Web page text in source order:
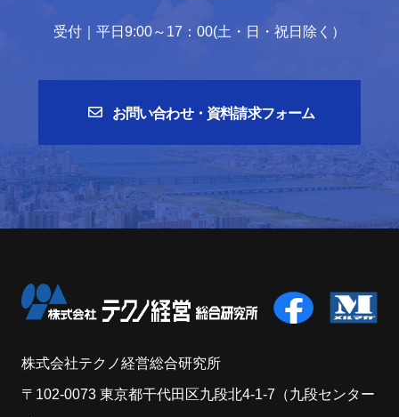
受付｜平日9:00～17：00(土・日・祝日除く）
お問い合わせ・資料請求フォーム
株式会社テクノ経営総合研究所
〒102-0073 東京都干代田区九段北4-1-7（九段センター